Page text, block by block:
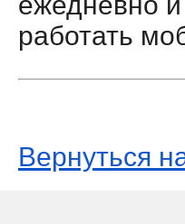
работать
Вернуться